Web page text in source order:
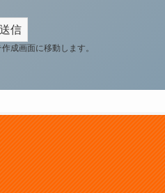
成画面に移動します。